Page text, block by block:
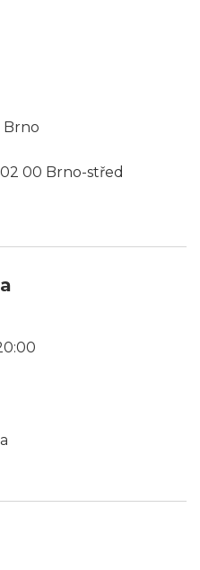
Brno
00 Brno-střed